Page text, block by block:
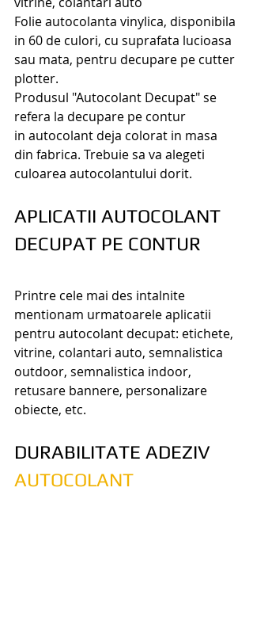
Folie autocolanta vinylica, disponibila
in 60 de culori, cu suprafata lucioasa
sau mata, pentru decupare pe cutter
plotter.
Produsul "Autocolant Decupat" se
refera la decupare pe contur
in autocolant deja colorat in masa
din fabrica. Trebuie sa va alegeti
culoarea autocolantului dorit.
APLICATII AUTOCOLANT
DECUPAT PE CONTUR
Printre cele mai des intalnite
mentionam urmatoarele aplicatii
pentru autocolant decupat: etichete,
vitrine, colantari auto, semnalistica
outdoor, semnalistica indoor,
retusare bannere, personalizare
obiecte, etc.
DURABILITATE ADEZIV
AUTOCOLANT